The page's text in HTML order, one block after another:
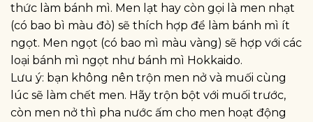
thức làm bánh mì. Men lạt hay còn gọi là men nhạt
(có bao bì màu đỏ) sẽ thích hợp để làm bánh mì ít
ngọt. Men ngọt (có bao mì màu vàng) sẽ hợp với các
loại bánh mì ngọt như bánh mì Hokkaido.
Lưu ý: bạn không nên trộn men nở và muối cùng
lúc sẽ làm chết men. Hãy trộn bột với muối trước,
còn men nở thì pha nước ấm cho men hoạt động